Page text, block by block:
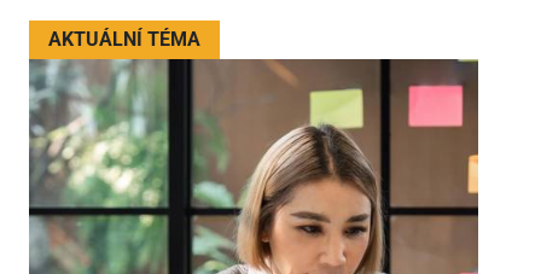
AKTUÁLNÍ TÉMA